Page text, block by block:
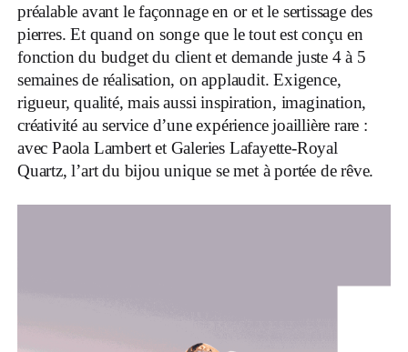
préalable avant le façonnage en or et le sertissage des
pierres. Et quand on songe que le tout est conçu en
fonction du budget du client et demande juste 4 à 5
semaines de réalisation, on applaudit. Exigence,
rigueur, qualité, mais aussi inspiration, imagination,
créativité au service d’une expérience joaillière rare :
avec Paola Lambert et Galeries Lafayette-Royal
Quartz, l’art du bijou unique se met à portée de rêve.